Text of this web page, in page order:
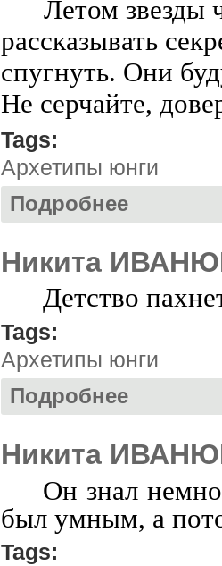
Летом звезды
рассказывать
спугнуть. Они
Не серчайте,
Tags:
Архетипы юнги
Подробнее
Никита
Детство
Tags:
Архетипы юнги
Подробнее
Никита
Он знал
был умным, а
Tags: